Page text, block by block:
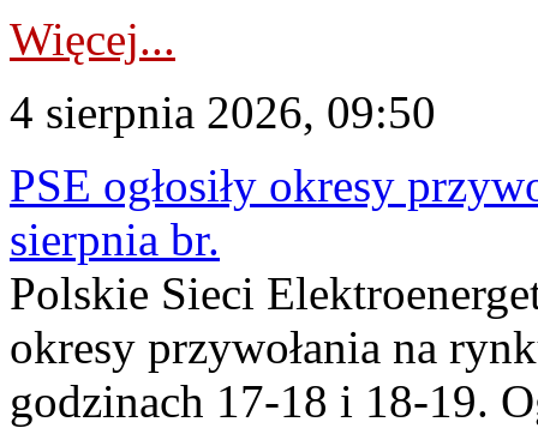
Więcej...
4 sierpnia 2026, 09:50
PSE ogłosiły okresy
sierpnia br.
Polskie Sieci
okresy przywołania na
godzinach 17-18 i 18-19.